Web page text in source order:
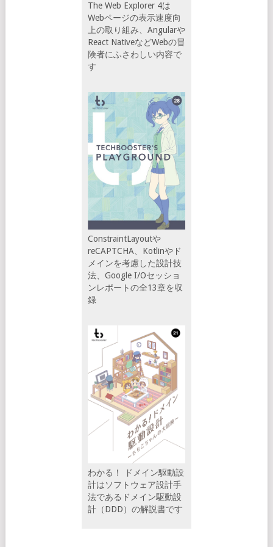
The Web Explorer 4は
Webページの表示速度向
上の取り組み、Angularや
React NativeなどWebの冒
険者にふさわしい内容で
す
ConstraintLayoutや
reCAPTCHA、Kotlinやド
メインを考慮した設計技
法、Google I/Oセッショ
ンレポートの全13章を収
録
わかる！ ドメイン駆動設
計はソフトウェア設計手
法であるドメイン駆動設
計（DDD）の解説書です